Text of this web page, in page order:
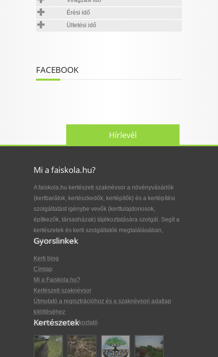
Érési idő
Ültetési idő
FACEBOOK
Hírlevél
Mi a faiskola.hu?
A faiskola.hu kertészeti szaknévsor a növényvásárlók
(kertbarátok, kertészkedők, kertépítők) és a kertépítési
szolgáltatást igénybe vevők (kerttulajdonosok,
építkezők, társasházak) tájékoztatására szolgál. Segít a
kertészetek és kerti szolgáltatók megtalálásában,
kiválasztásában.
Gyorslinkek
Kerti blog
Címlap
Mi a Faiskola.hu?
Kertészeti szaknévsor
Útmutató a regisztrációhoz és a szaknévsori adatlap
kitöltéséhez
Adatkezelési tájékoztató
Kertészetek